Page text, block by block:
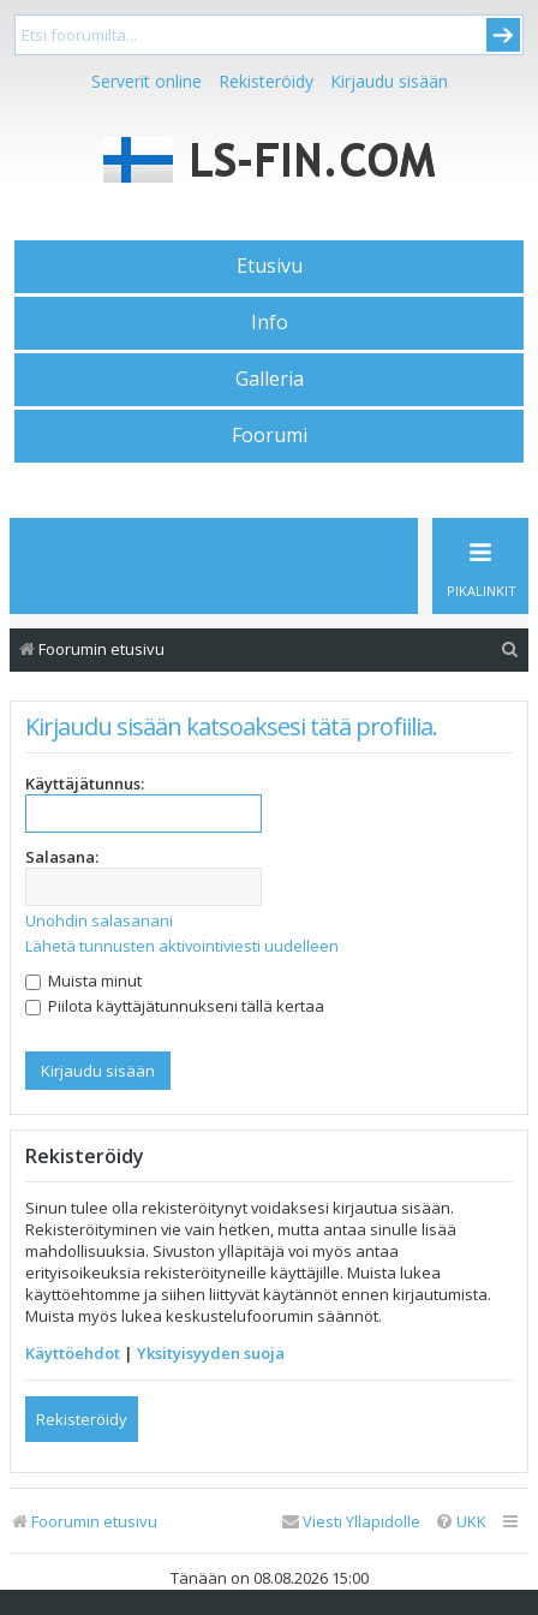
Serverit online Rekisteröidy Kirjaudu sisään
Etusivu
Info
Galleria
Foorumi
PIKALINKIT
Foorumin etusivu
Kirjaudu sisään katsoaksesi tätä profiilia.
Käyttäjätunnus:
Salasana:
Unohdin salasanani
Lähetä tunnusten aktivointiviesti uudelleen
Muista minut
Piilota käyttäjätunnukseni tällä kertaa
Rekisteröidy
Sinun tulee olla rekisteröitynyt voidaksesi kirjautua sisään.
Rekisteröityminen vie vain hetken, mutta antaa sinulle lisää
mahdollisuuksia. Sivuston ylläpitäjä voi myös antaa
erityisoikeuksia rekisteröityneille käyttäjille. Muista lukea
käyttöehtomme ja siihen liittyvät käytännöt ennen kirjautumista.
Muista myös lukea keskustelufoorumin säännöt.
Käyttöehdot | Yksityisyyden suoja
Rekisteröidy
Foorumin etusivu UKK
Viesti Ylläpidolle
Tänään on 08.08.2026 15:00